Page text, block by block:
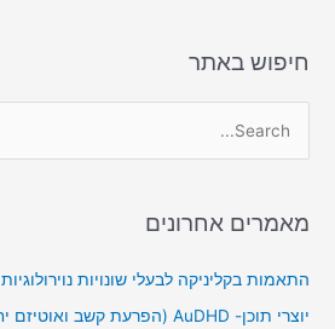
חיפוש באתר
rמאמרים אחרונים
התאמות בקליניקה לבעלי שונויות נוירולוגיות
יוצרי תוכן- AuDHD (הפרעת קשב ואוטיזם יחד)